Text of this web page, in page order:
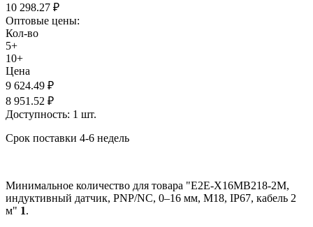
10 298.27 ₽
Оптовые цены:
Кол-во
5+
10+
Цена
9 624.49 ₽
8 951.52 ₽
Доступность: 1 шт.
Срок поставки 4-6 недель
Минимальное количество для товара "E2E-X16MB218-2M,
индуктивный датчик, PNP/NC, 0–16 мм, М18, IP67, кабель 2
м" 1.